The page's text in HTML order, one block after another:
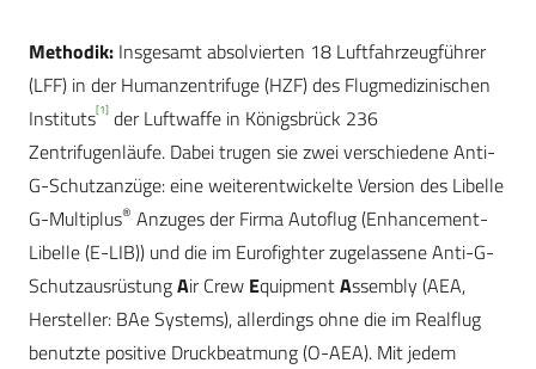
Methodik: Insgesamt absolvierten 18 Luftfahrzeugführer
(LFF) in der Humanzentrifuge (HZF) des Flugmedizinischen
Instituts[1] der Luftwaffe in Königsbrück 236
Zentrifugenläufe. Dabei trugen sie zwei verschiedene Anti-
G-Schutzanzüge: eine weiterentwickelte Version des Libelle
G-Multiplus® Anzuges der Firma Autoflug (Enhancement-
Libelle (E-LIB)) und die im Eurofighter zugelassene Anti-G-
SchutzausrüstungAir Crew EquipmentAssembly (AEA,
Hersteller: BAe Systems), allerdings ohne die im Realflug
benutzte positive Druckbeatmung (O-AEA). Mit jedem